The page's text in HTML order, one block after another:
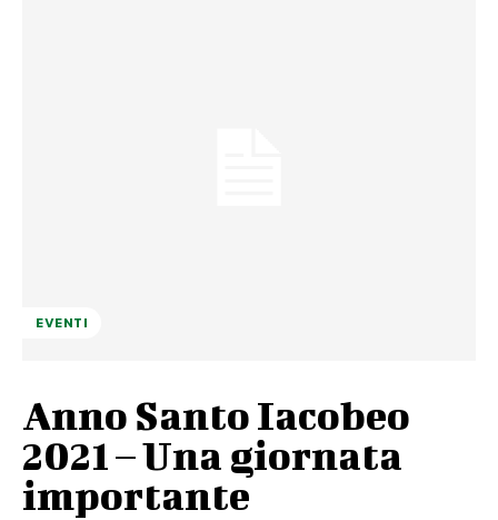
EVENTI
Anno Santo Iacobeo
2021 – Una giornata
importante